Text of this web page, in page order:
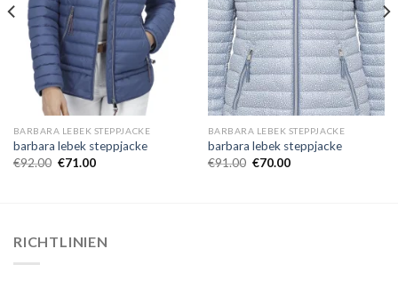
BARBARA LEBEK STEPPJACKE
barbara lebek steppjacke
€92.00 €71.00
BARBARA LEBEK STEPPJACKE
barbara lebek steppjacke
€91.00 €70.00
RICHTLINIEN